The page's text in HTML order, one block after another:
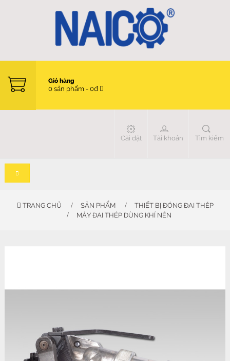
Giỏ hàng
0 sản phẩm - 0đ
Tìm kiếm
Tài khoản
Cài đặt
TRANG CHỦ SẢN PHẨM
THIẾT BỊ ĐÓNG ĐAI THÉP
MÁY ĐAI THÉP DÙNG KHÍ NÉN